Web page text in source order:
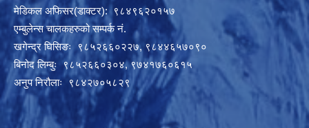
मेडिकल अफिसर(डाक्टर): ९८४९६२०१५७
एम्बुलेन्स चालकहरुको सम्पर्क नं.
खगेन्द्र घिसिङः ९८५२६६०२२७, ९८४४६५७०९०
बिनोद लिम्बुः ९८५२६६०३०४, ९७४१७६०६१५
अनुप निरौलाः ९८४२७०५८२९